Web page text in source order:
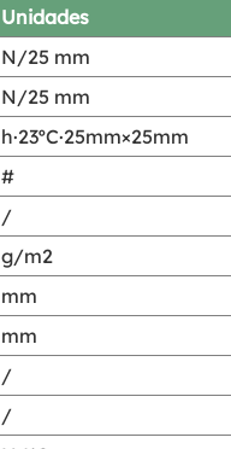
Unidades
N/25 mm
N/25 mm
h·23ºC·25mm×25mm
#
/
g/m2
mm
mm
/
/